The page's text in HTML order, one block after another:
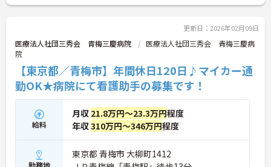
更新日：2026年02月09日
医療法人社団三秀会 青梅三慶病院
医療法人社団三秀会 青梅三慶病
院
【東京都／青梅市】年間休日120日♪マイカー通
勤OK★病院にて看護助手の募集です！
給料
月収 21.8万円～23.3万円程度
年収310万円～346万円程度
勤務地
東京都 青梅市 大柳町1412